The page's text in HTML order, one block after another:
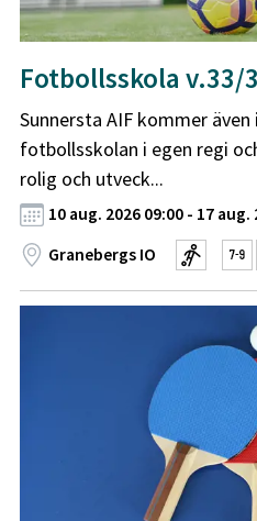
Fotbollsskola v.33/
Sunnersta AIF kommer
fotbollsskolan i egen regi
rolig och utveck...
10 aug. 2026 09:00 - 17 aug.
Granebergs IO